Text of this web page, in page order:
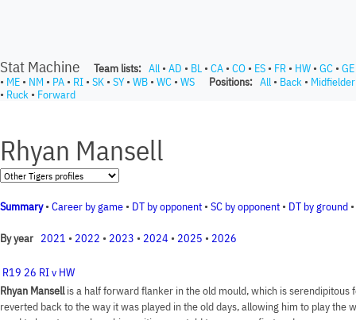
Stat Machine Team lists: All • AD • BL • CA • CO • ES • FR • HW • GC • GE
• ME • NM • PA • RI • SK • SY• WB • WC • WS Positions: All • Back • Midfielder
• Ruck • Forward